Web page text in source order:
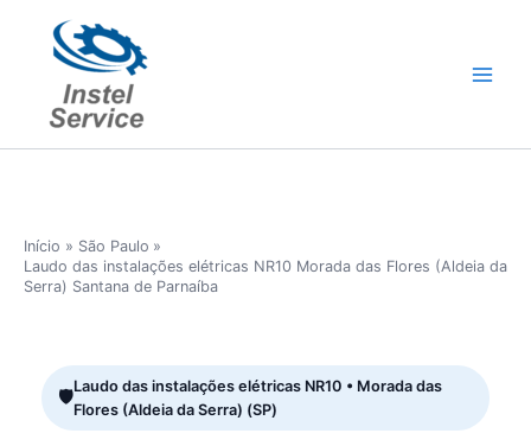
conteúdo
Início
São Paulo
Laudo das instalações elétricas NR10 Morada das Flores (Aldeia da
Serra) Santana de Parnaíba
Laudo das instalações elétricas NR10 • Morada das
Flores (Aldeia da Serra) (SP)